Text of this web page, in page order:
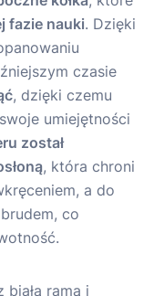
fazie nauki. Dzięki
czasie
, dzięki czemu
umiejętności
został
, która chroni
a do
co